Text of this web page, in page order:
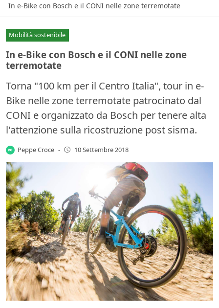
In e-Bike con Bosch e il CONI nelle zone terremotate
Mobilità sostenibile
In e-Bike con Bosch e il CONI nelle zone
terremotate
Torna "100 km per il Centro Italia", tour in e-
Bike nelle zone terremotate patrocinato dal
CONI e organizzato da Bosch per tenere alta
l'attenzione sulla ricostruzione post sisma.
Peppe Croce - 10 Settembre 2018